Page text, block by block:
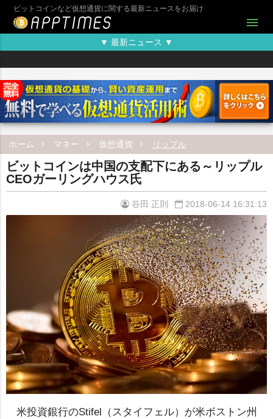
ビットコインなど仮想通貨に関する最新ニュースをお届け
menu
▼ 最新ニュース ▼
ホーム マネー 仮想通貨 リップル
ビットコインは中国の支配下にある～リップル
CEOガーリングハウス氏
谷田 正則 2018-06-14 16:31:13
米投資銀行のStifel（スタイフェル）が米ボストン州